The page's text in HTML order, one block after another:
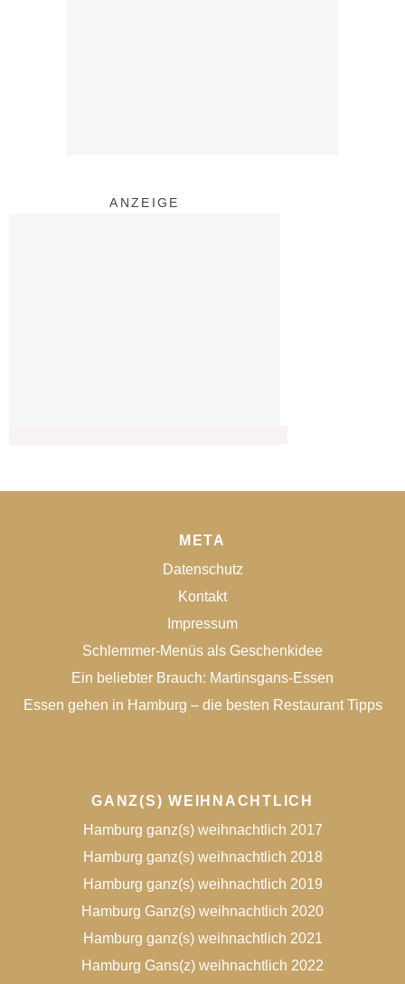
ANZEIGE
META
Datenschutz
Kontakt
Impressum
Schlemmer-Menüs als Geschenkidee
Ein beliebter Brauch: Martinsgans-Essen
Essen gehen in Hamburg – die besten Restaurant Tipps
GANZ(S) WEIHNACHTLICH
Hamburg ganz(s) weihnachtlich 2017
Hamburg ganz(s) weihnachtlich 2018
Hamburg ganz(s) weihnachtlich 2019
Hamburg Ganz(s) weihnachtlich 2020
Hamburg ganz(s) weihnachtlich 2021
Hamburg Gans(z) weihnachtlich 2022